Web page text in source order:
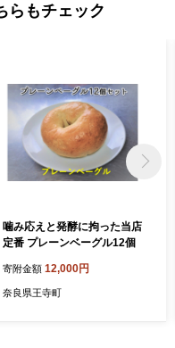
らもチェック
噛み応えと発酵に拘った当店
定番 プレーンベーグル12個
寄附金額 12,000円
奈良県王寺町